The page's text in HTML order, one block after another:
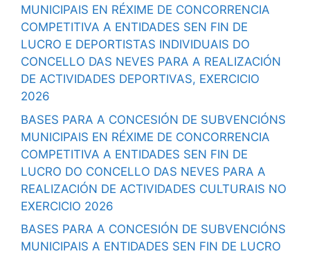
MUNICIPAIS EN RÉXIME DE CONCORRENCIA
COMPETITIVA A ENTIDADES SEN FIN DE
LUCRO E DEPORTISTAS INDIVIDUAIS DO
CONCELLO DAS NEVES PARA A REALIZACIÓN
DE ACTIVIDADES DEPORTIVAS, EXERCICIO
2026
BASES PARA A CONCESIÓN DE SUBVENCIÓNS
MUNICIPAIS EN RÉXIME DE CONCORRENCIA
COMPETITIVA A ENTIDADES SEN FIN DE
LUCRO DO CONCELLO DAS NEVES PARA A
REALIZACIÓN DE ACTIVIDADES CULTURAIS NO
EXERCICIO 2026
BASES PARA A CONCESIÓN DE SUBVENCIÓNS
MUNICIPAIS A ENTIDADES SEN FIN DE LUCRO